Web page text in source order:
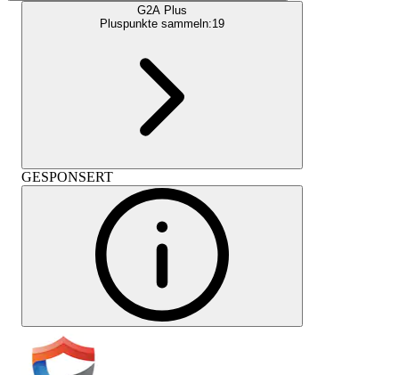
G2A Plus
Pluspunkte sammeln:19
GESPONSERT